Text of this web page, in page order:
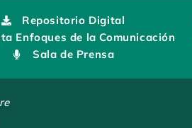
Repositorio Digital
Enfoques de la Comunicación
Sala de Prensa